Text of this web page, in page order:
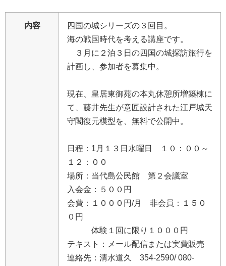
内容 四 国の城シ リ ーズの ３ 回 目 。
海の戦国 時代を考え る講座です。
３ 月 に ２ 泊 ３ 日 の四 国の城探訪旅行を
計画し 参加者を募集中 。
現在 皇 居東御苑の本丸休憩所増築棟に
て
藤井先生が意匠設計さ れた江 戸城天
守閣復元模型を 無料で公開中 。
日 程 ： 1 月 １ ３ 日 水曜 日 １ ０ ： ０ ０ ～
１
２ ： ０ ０
場所 ： 当代島公民館 第 ２ 会議室
入会金 ： ５ ０ ０ 円
会費 ： １ ０ ０ ０ 円/月 非会 員 ： １ ５ ０
０ 円
体験 １ 回 に 限 り １ ０ ０ ０ 円
テキ ス ト ： メ ール配信ま たは実費販売
連絡先 ： 清水道久 354-2590/ 080-